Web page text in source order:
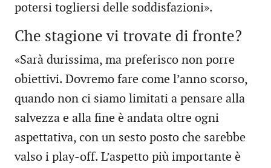
potersi togliersi delle soddisfazioni».
Che stagione vi trovate di fronte?
«Sarà durissima, ma preferisco non porre
obiettivi. Dovremo fare come l’anno scorso,
quando non ci siamo limitati a pensare alla
salvezza e alla fine è andata oltre ogni
aspettativa, con un sesto posto che sarebbe
valso i play-off. L’aspetto più importante è